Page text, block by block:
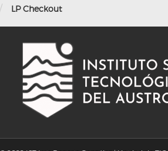
/ LP Checkout